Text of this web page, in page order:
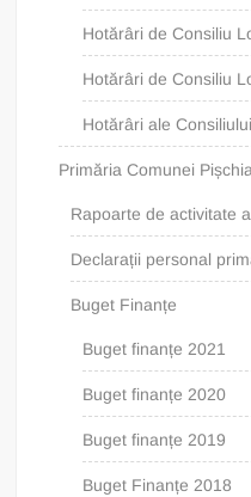
Hotărâri de Consiliu
Hotărâri de Consiliu
Hotărâri ale
Primăria Comunei
Rapoarte de activitate
Declarații personal
Buget Finanțe
Buget finanțe 2021
Buget finanțe 2020
Buget finanțe 2019
Buget Finanțe 2018